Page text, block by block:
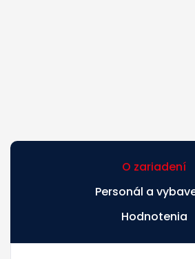
O zariadení
Personál a
Hodnotenia